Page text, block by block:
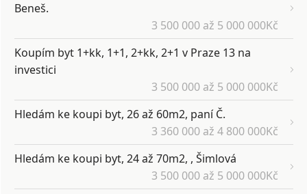
Beneš.
3 500 000 až 5 000 000Kč
Koupím byt 1+kk, 1+1, 2+kk, 2+1 v Praze 13 na
investici
3 500 000 až 5 000 000Kč
Hledám ke koupi byt, 26 až 60m2, paní Č.
3 360 000 až 4 800 000Kč
Hledám ke koupi byt, 24 až 70m2, , Šimlová
3 500 000 až 5 000 000Kč